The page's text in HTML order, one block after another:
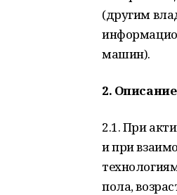
(другим
машин).
2.
2.1. При
и при
пола,